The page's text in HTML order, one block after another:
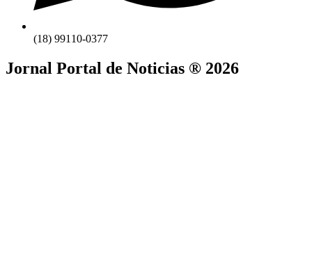
(18) 99110-0377
Jornal Portal de Noticias ® 2026